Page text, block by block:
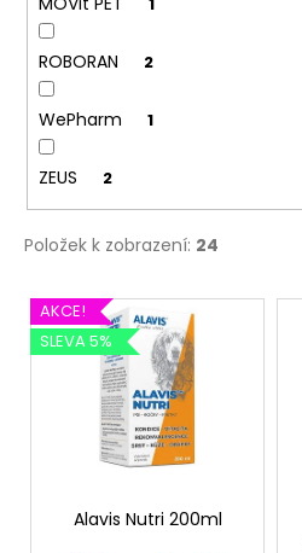
ROBORAN 2
WePharm 1
ZEUS 2
Položek k zobrazení: 24
V
ý
p
AKCE!
SLEVA 5%
Alavis Nutri 200ml